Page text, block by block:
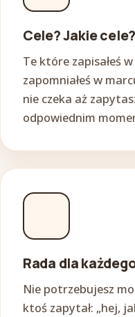
Cele? Jakie cele?
Te które zapisałeś
zapomniałeś w
nie czeka aż
odpowiednim
Rada dla
Nie potrzebujesz
ktoś zapytał: „hej,